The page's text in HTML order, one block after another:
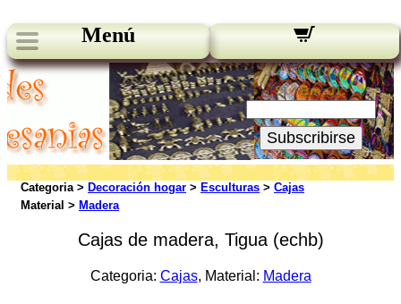
Menú
Novedades:
Su Email:
Subscribirse
Categoria > Decoración hogar > Esculturas > Cajas
Material > Madera
Cajas de madera, Tigua (echb)
Categoria: Cajas, Material: Madera